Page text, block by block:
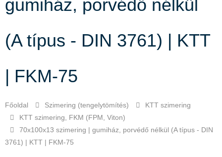
gumiház, porvédő nélkül
(A típus - DIN 3761) | KTT
| FKM-75
Főoldal Szimering (tengelytömítés)
KTT szimering
KTT szimering, FKM (FPM, Viton)
70x100x13 szimering | gumiház, porvédő nélkül (A típus - DIN
3761) | KTT | FKM-75